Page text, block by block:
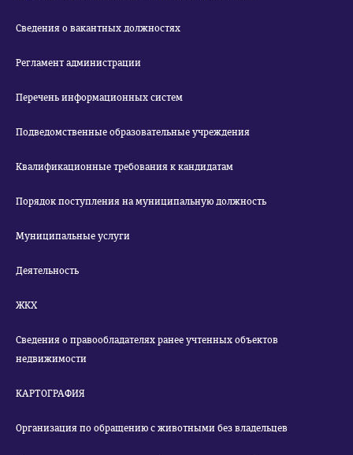
Сведения о вакантных должностях
Регламент администрации
Перечень информационных систем
Подведомственные образовательные учреждения
Квалификационные требования к кандидатам
Порядок поступления на муниципальную должность
Муниципальные услуги
Деятельность
ЖКХ
Сведения о правообладателях ранее учтенных объектов
недвижимости
КАРТОГРАФИЯ
Организация по обращению с животными без владельцев